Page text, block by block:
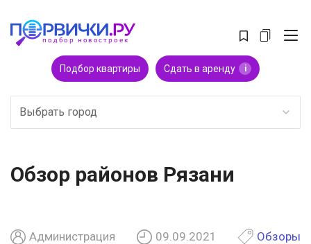
Подбор квартиры Сдать в аренду i
Выбрать город
Обзор районов Рязани
Администрация 09.09.2021 Обзоры